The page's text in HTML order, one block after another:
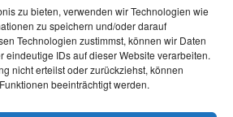
zu bieten, verwenden wir Technologien wie
zu speichern und/oder darauf
Technologien zustimmst, können wir Daten
eindeutige IDs auf dieser Website verarbeiten.
nicht erteilst oder zurückziehst, können
beeinträchtigt werden.